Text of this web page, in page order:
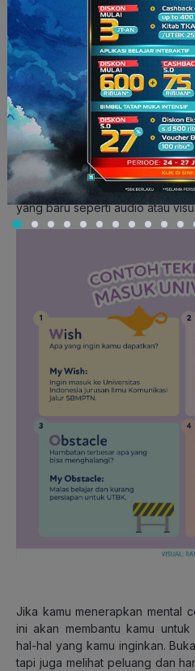
P – Plan
Ngomongin cara mengatasi
perencanaan, dong. Maka dari
kamu merancang strategi yang
udah gak asing lagi ya sama
Nah di langkah ini kita dituntut
hambatan (x), maka kita akan
kamu malas belajar, maka kamu
yang baru seperti audio atau
Jika kamu menerapkan mental
ini akan membantu kamu
hal-hal yang kamu inginkan.
tapi juga melihat peluang dan